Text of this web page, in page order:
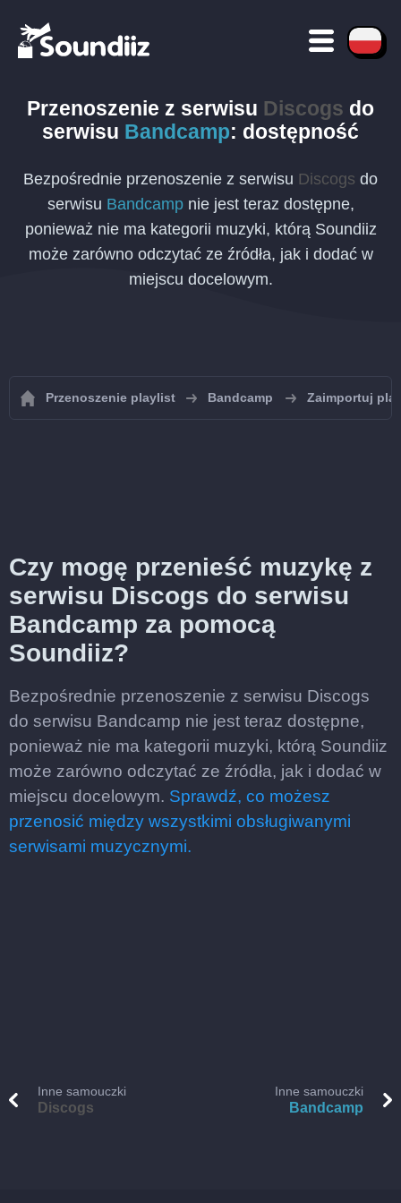
Przenoszenie z serwisu Discogs do
serwisu Bandcamp: dostępność
Bezpośrednie przenoszenie z serwisu Discogs do
serwisu Bandcampnie jest teraz dostępne,
ponieważ nie ma kategorii muzyki, którą Soundiiz
może zarówno odczytać ze źródła, jak i dodać w
miejscu docelowym.
Przenoszenie playlist Bandcamp Zaimportuj
Czy mogę przenieść muzykę z
serwisu Discogs do serwisu
Bandcamp za pomocą
Soundiiz?
Bezpośrednie przenoszenie z serwisu Discogs
do serwisu Bandcamp nie jest teraz dostępne,
ponieważ nie ma kategorii muzyki, którą Soundiiz
może zarówno odczytać ze źródła, jak i dodać w
miejscu docelowym. Sprawdź, co możesz
przenosić między wszystkimi obsługiwanymi
serwisami muzycznymi.
Inne samouczki
Discogs
Inne samouczki
Bandcamp